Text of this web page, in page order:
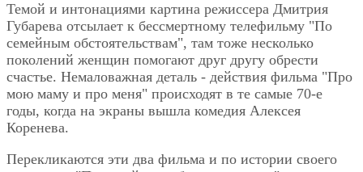
Темой и интонациями картина режиссера Дмитрия
Губарева отсылает к бессмертному телефильму "По
семейным обстоятельствам", там тоже несколько
поколений женщин помогают друг другу обрести
счастье. Немаловажная деталь - действия фильма "Про
мою маму и про меня" происходят в те самые 70-е
годы, когда на экраны вышла комедия Алексея
Коренева.
Перекликаются эти два фильма и по истории своего